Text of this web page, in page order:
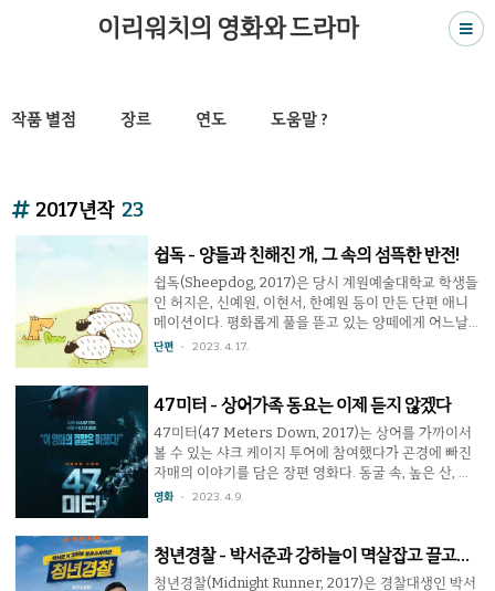
이리워치의 영화와 드라마
작품 별점 장르 연도 도움말 ?
2017년작 23
쉽독 - 양들과 친해진 개, 그 속의 섬뜩한 반전!
쉽독(Sheepdog, 2017)은 당시 계원예술대학교 학생들
인 허지은, 신예원, 이현서, 한예원 등이 만든 단편 애니
메이션이다. 평화롭게 풀을 뜯고 있는 양떼에게 어느날
개 한마리가 접근한다. 처음에는 겁을 먹었던 양들이었
에는 어마어마한 반전이 기다리고 있었다. 짧은 상영시
간이 무기이자 약점이기도 한 단편의 장르 특성상 마지
막 순간의 반전으로 강한 충격을 주면서 관객을 사로잡
는 종류가 있다. 이 작품도 그쪽. 처음부터 끝나기 직전까
지 개와 양들의 우정쌓기로 보이도록 이야기를 끌고 가
고 있지만 결말을 보고 놀란 관객이 다시 돌려보면 4명
단편 2023. 4. 17.
47미터 - 상어가족 동요는 이제 듣지 않겠다
47미터(47 Meters Down, 2017)는 상어를 가까이서
볼 수 있는 샤크 케이지 투어에 참여했다가 곤경에 빠진
자매의 이야기를 담은 장편 영화다. 동굴 속, 높은 산, 망
망대해, 우주정거장, 화성, 무인도 등 어떤 특정한 장소에
도 불구하고 주인공들은 갇혀있는 상황을 설정한다. 샤
크 케이지의 모양에 걸맞게 식인 상어로부터 그들을 보
영화 2023. 4. 9.
청년경찰 - 박서준과 강하늘이 멱살잡고 끌고간
다
청년경찰(Midnight Runner, 2017)은 경찰대생인 박서